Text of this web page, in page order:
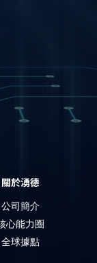
關於湧德
公司簡介
心能力圈
全球據點